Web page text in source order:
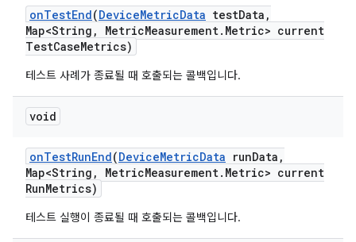
onTestEnd(DeviceMetricData testData ,
Map<String , MetricMeasurement. Metric> current
TestCaseMetrics)
테스트 사례가 종료될 때 호출되는 콜백입니다.
void
onTestRunEnd(DeviceMetricData runData ,
Map<String , MetricMeasurement. Metric> current
RunMetrics)
테스트 실행이 종료될 때 호출되는 콜백입니다.